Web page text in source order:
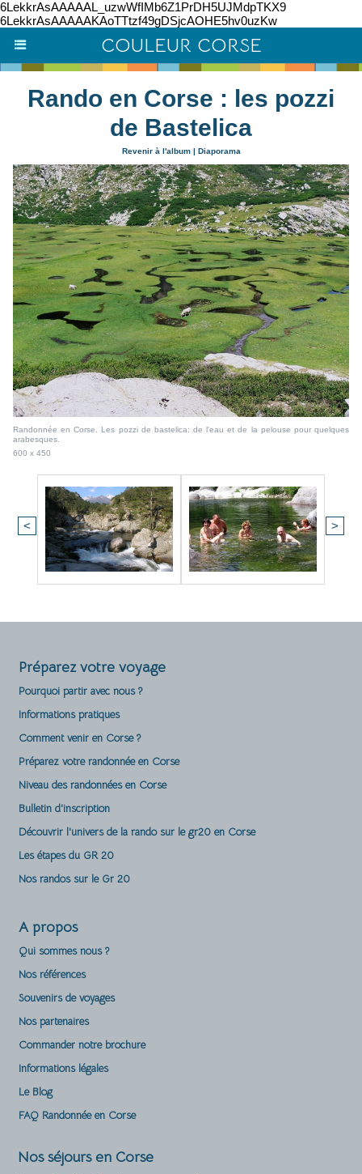
6LekkrAsAAAAAL_uzwWfIMb6Z1PrDH5UJMdpTKX9
6LekkrAsAAAAAKAoTTtzf49gDSjcAOHE5hv0uzKw
COULEUR CORSE
Rando en Corse : les pozzi
de Bastelica
Revenir à l'album | Diaporama
Randonnée en Corse. Les pozzi de bastelica: de l'eau et de la pelouse pour quelques
arabesques.
600 x 450
< >
Préparez votre voyage
Pourquoi partir avec nous ?
Informations pratiques
Comment venir en Corse ?
Préparez votre randonnée en Corse
Niveau des randonnées en Corse
Bulletin d'inscription
Découvrir l'univers de la rando sur le gr20 en Corse
Les étapes du GR 20
Nos randos sur le Gr 20
A propos
Qui sommes nous ?
Nos références
Souvenirs de voyages
Nos partenaires
Commander notre brochure
Informations légales
Le Blog
FAQ Randonnée en Corse
Nos séjours en Corse